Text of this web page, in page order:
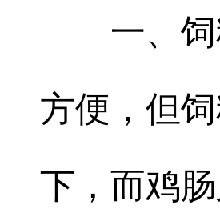
一、
方便，但
下，而鸡